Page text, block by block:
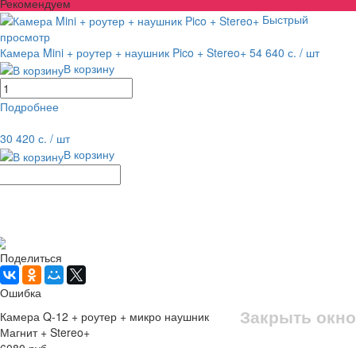
Быстрый
просмотр
Камера Mini + роутер + наушник Pico + Stereo+ 54 640 с. / шт
В корзину
Подробнее
30 420 с. / шт
В корзину
Поделиться
Ошибка
Закрыть окно
Камера Q-12 + роутер + микро наушник
Магнит + Stereo+